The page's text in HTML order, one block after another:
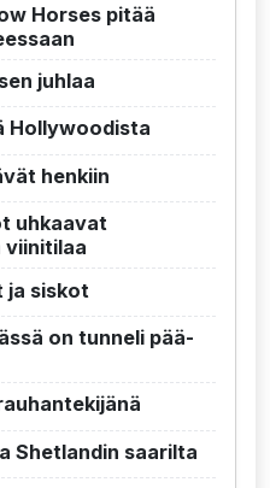
Horses pitää
juhlaa
Hollywoodista
henkiin
uhkaavat
viinitilaa
ja siskot
on tunneli pää-
Shetlandin saarilta